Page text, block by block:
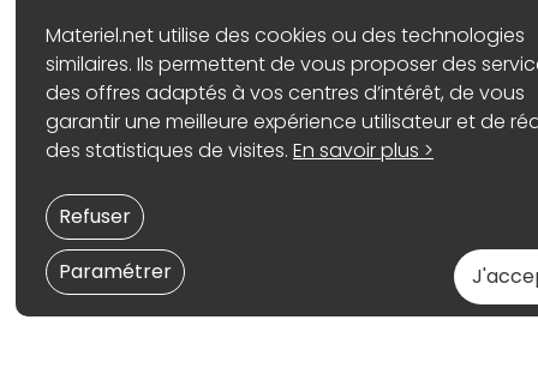
Materiel.net utilise des cookies ou des technologies
similaires. Ils permettent de vous proposer des
des offres adaptés à vos centres d’intérêt, de vous
garantir une meilleure expérience utilisateur et de
des statistiques de visites.En savoir plus >
Paramétrer
Refuser